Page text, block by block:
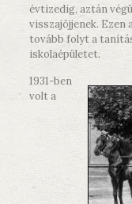
évtizedig, aztán
visszajöjjenek.
tovább folyt a
iskolaépületet.
1931-ben
volt a